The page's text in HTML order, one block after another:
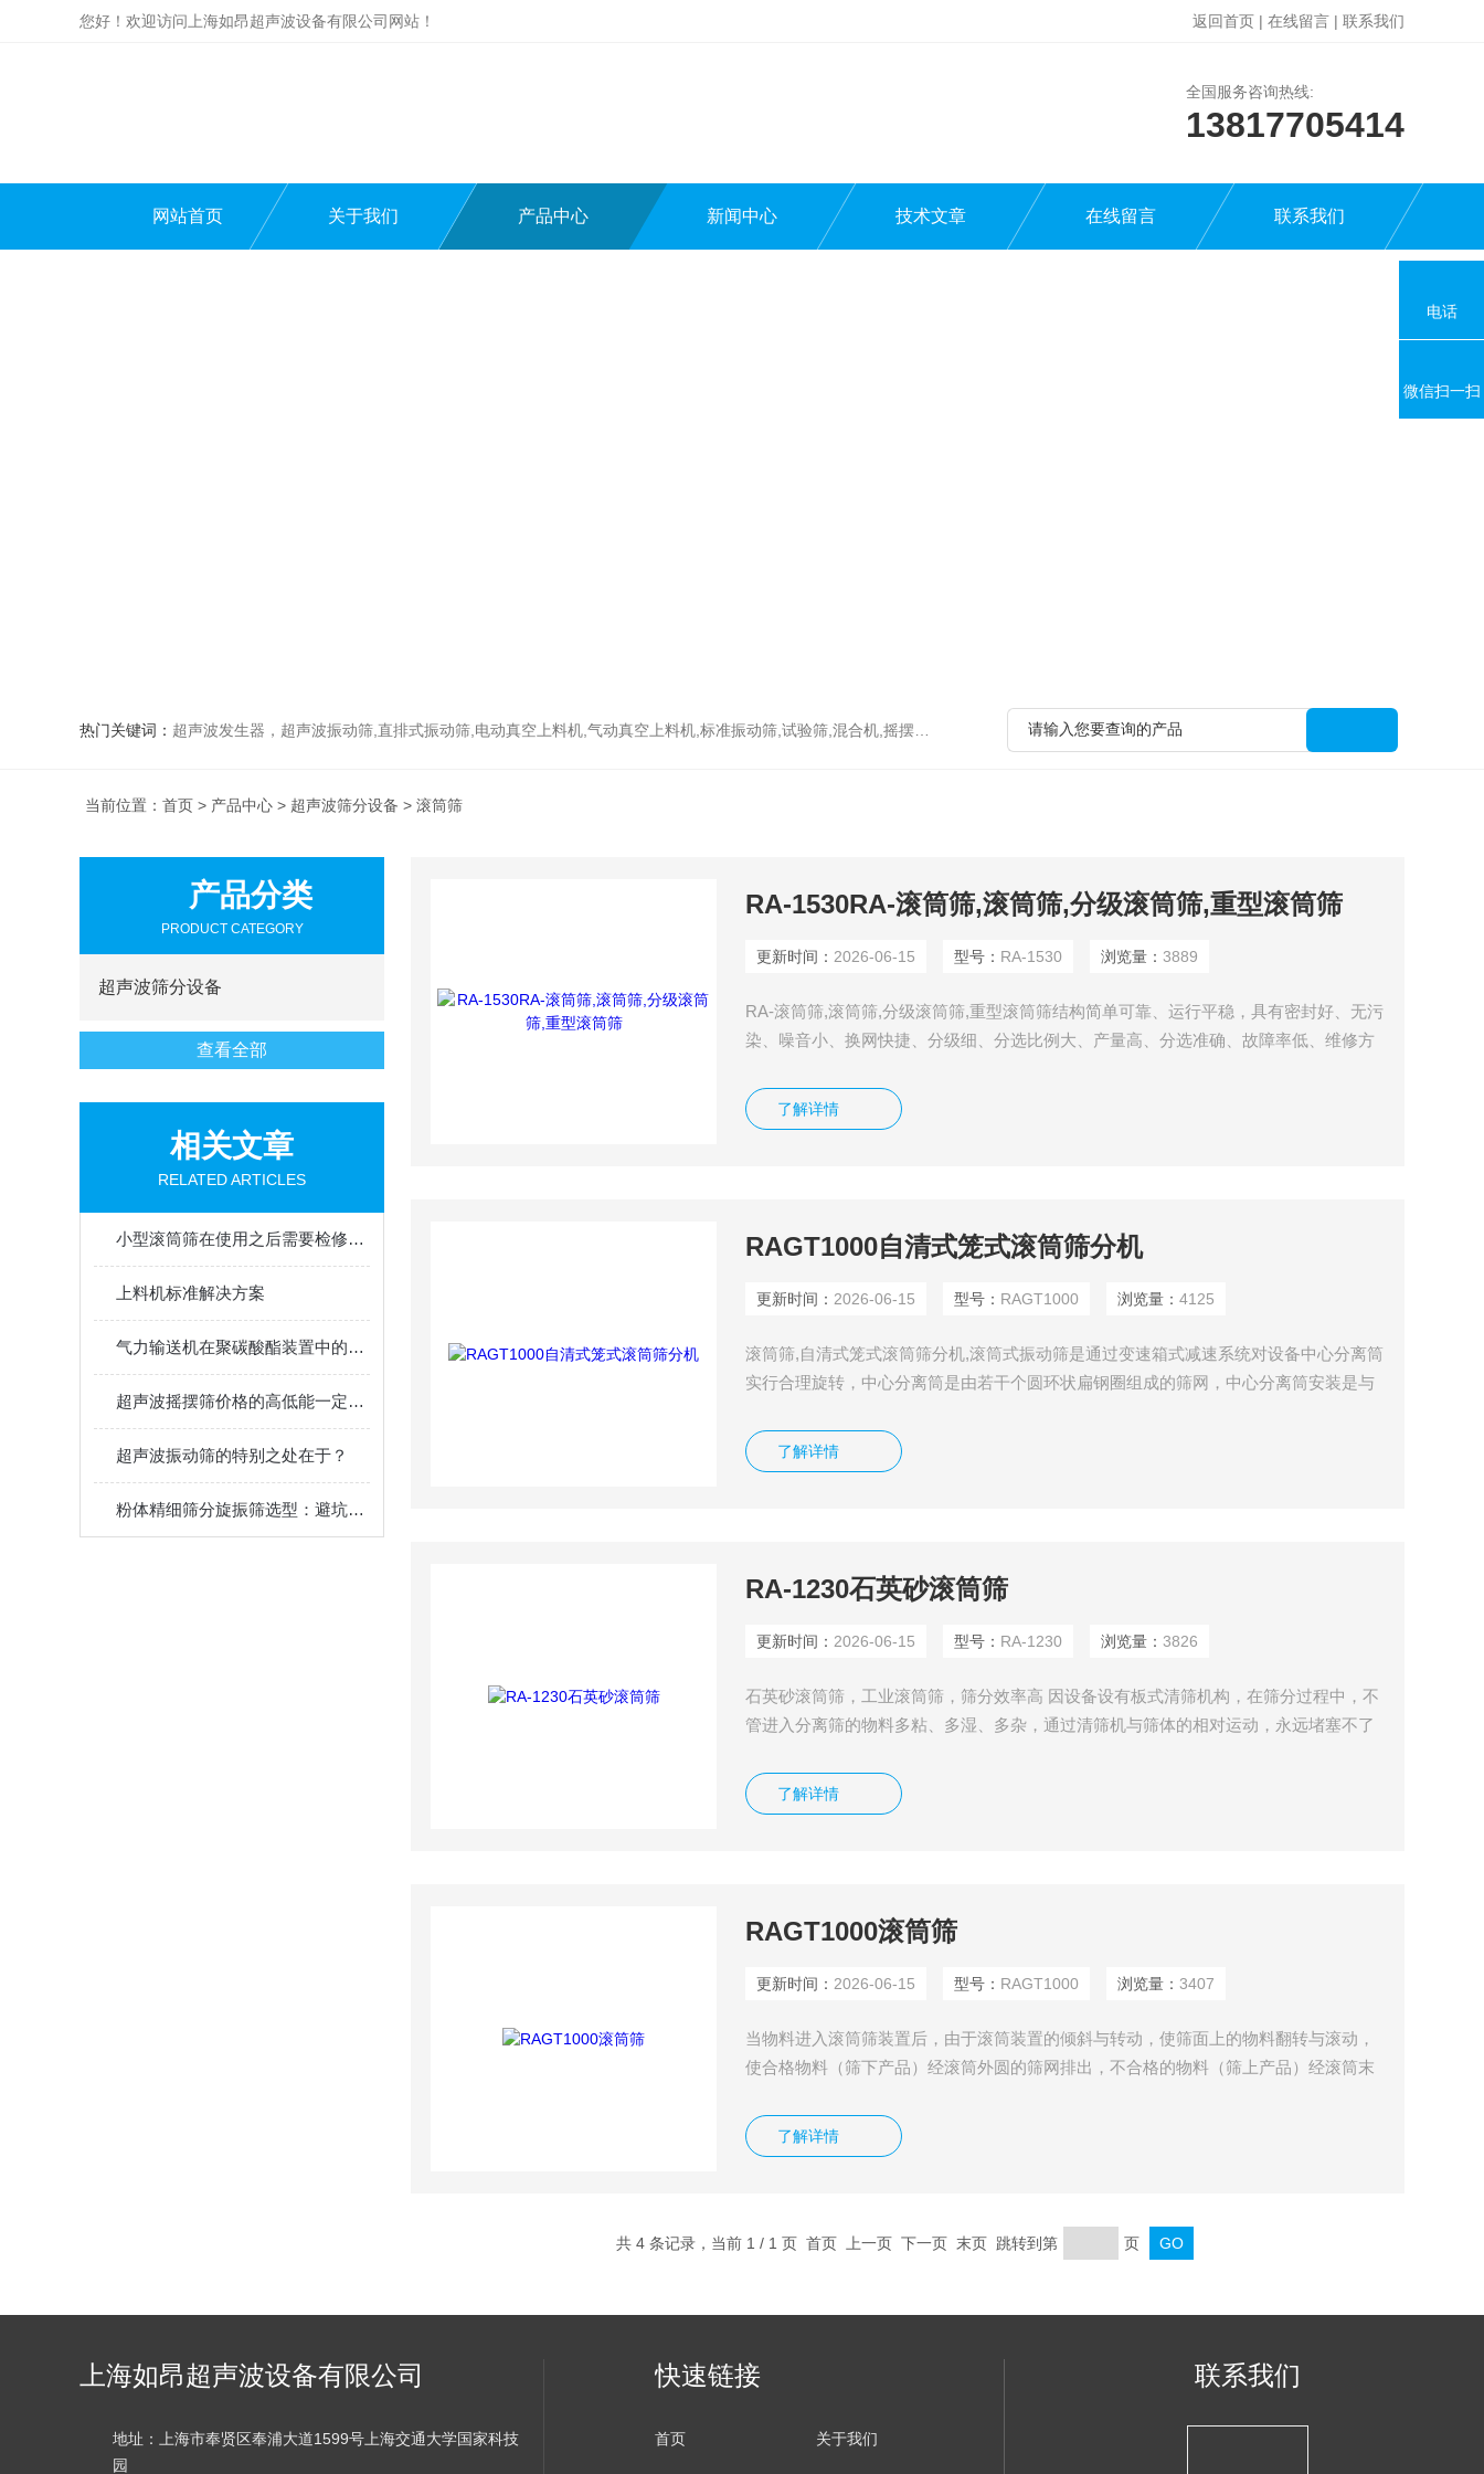
您好！欢迎访问上海如昂超声波设备有限公司网站！ 返回首页 | 在线留言 | 联系我们
全国服务咨询热线:
13817705414
网站首页 关于我们 产品中心 新闻中心 技术文章 在线留言 联系我们
热门关键词： 超声波发生器，超声波振动筛,直排式振动筛,电动真空上料机,气动真空上料机,标准振动筛,试验筛,混合机,摇摆筛，检验筛
当前位置： 首页 > 产品中心 > 超声波筛分设备 > 滚筒筛
产品分类
PRODUCT CATEGORY
超声波筛分设备
查看全部
相关文章
RELATED ARTICLES
小型滚筒筛在使用之后需要检修的部位
上料机标准解决方案
气力输送机在聚碳酸酯装置中的应用
超声波摇摆筛价格的高低能一定程度的反应出设备的性能
超声波振动筛的特别之处在于？
粉体精细筛分旋振筛选型：避坑指南与主流方案
RA-1530RA-滚筒筛,滚筒筛,分级滚筒筛,重型滚筒筛
更新时间： 2026-06-15 型号： RA-1530 浏览量：3889
RA-滚筒筛,滚筒筛,分级滚筒筛,重型滚筒筛结构简单可靠、运行平稳，具有密封好、无污
染、噪音小、换网快捷、分级细、分选比例大、产量高、分选准确、故障率低、维修方
了解详情
RAGT1000自清式笼式滚筒筛分机
更新时间： 2026-06-15 型号： RAGT1000 浏览量：4125
滚筒筛,自清式笼式滚筒筛分机,滚筒式振动筛是通过变速箱式减速系统对设备中心分离筒
实行合理旋转，中心分离筒是由若干个圆环状扁钢圈组成的筛网，中心分离筒安装是与
物料自上而下通过圆环状扁钢组成的筛网间隔中得到分离，粗物料从分离筒下端排出进
入粉碎机。
了解详情
RA-1230石英砂滚筒筛
更新时间： 2026-06-15 型号： RA-1230 浏览量：3826
石英砂滚筒筛，工业滚筒筛，筛分效率高 因设备设有板式清筛机构，在筛分过程中，不
管进入分离筛的物料多粘、多湿、多杂，通过清筛机与筛体的相对运动，永远堵塞不了
了解详情
RAGT1000滚筒筛
更新时间： 2026-06-15 型号： RAGT1000 浏览量：3407
当物料进入滚筒筛装置后，由于滚筒装置的倾斜与转动，使筛面上的物料翻转与滚动，
使合格物料（筛下产品）经滚筒外圆的筛网排出，不合格的物料（筛上产品）经滚筒末
塞。筛砂机、筛分机与滚筒式的原理构造几乎相同，是人们对它的认识和叫法上存在差
异。
了解详情
共 4 条记录，当前 1 / 1 页 首页 上一页 下一页 末页 跳转到第 页
上海如昂超声波设备有限公司
地址：上海市奉贤区奉浦大道1599号上海交通大学国家科技
园
快速链接
首页 关于我们
联系我们
电话
微信扫一扫